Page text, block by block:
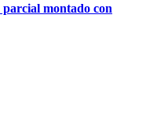
montado con